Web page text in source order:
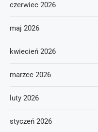
czerwiec 2026
maj 2026
kwiecień 2026
marzec 2026
luty 2026
styczeń 2026